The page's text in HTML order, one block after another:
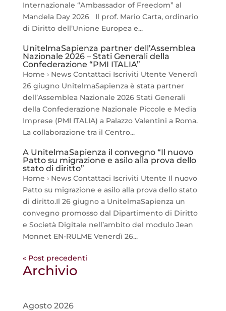
Internazionale “Ambassador of Freedom” al
Mandela Day 2026 Il prof. Mario Carta, ordinario
di Diritto dell’Unione Europea e...
UnitelmaSapienza partner dell’Assemblea
Nazionale 2026 – Stati Generali della
Confederazione “PMI ITALIA”
Home › News Contattaci Iscriviti Utente Venerdì
26 giugno UnitelmaSapienza è stata partner
dell’Assemblea Nazionale 2026 Stati Generali
della Confederazione Nazionale Piccole e Media
Imprese (PMI ITALIA) a Palazzo Valentini a Roma.
La collaborazione tra il Centro...
A UnitelmaSapienza il convegno “Il nuovo
Patto su migrazione e asilo alla prova dello
stato di diritto”
Home › News Contattaci Iscriviti Utente Il nuovo
Patto su migrazione e asilo alla prova dello stato
di diritto.Il 26 giugno a UnitelmaSapienza un
convegno promosso dal Dipartimento di Diritto
e Società Digitale nell’ambito del modulo Jean
Monnet EN-RULME Venerdì 26...
« Post precedenti
Archivio
Agosto 2026